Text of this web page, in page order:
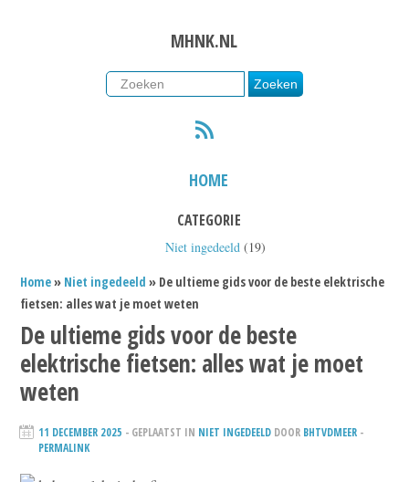
MHNK.NL
HOME
CATEGORIE
Niet ingedeeld (19)
Home» Niet ingedeeld » De ultieme gids voor de beste elektrische
fietsen: alles wat je moet weten
De ultieme gids voor de beste
elektrische fietsen: alles wat je moet
weten
11 DECEMBER 2025 - GEPLAATST IN NIET INGEDEELD DOOR BHTVDMEER -
PERMALINK